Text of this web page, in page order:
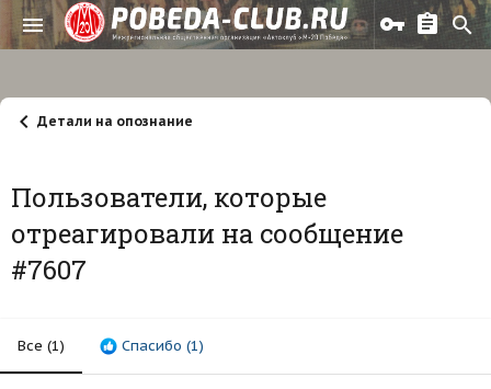
Детали на опознание
Пользователи, которые
отреагировали на сообщение
#7607
Все (1) Спасибо (1)